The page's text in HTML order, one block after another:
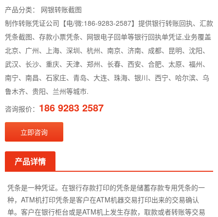
产品分类： 网银转账截图
制作转账凭证公司【电/微:186-9283-2587】提供银行转账回执、汇款
凭条截图、存款小票凭条、网银电子回单等银行回执单凭证,业务覆盖
北京、广州、上海、深圳、杭州、南京、济南、成都、昆明、沈阳、
武汉、长沙、重庆、天津、郑州、长春、西安、合肥、太原、福州、
南宁、南昌、石家庄、青岛、大连、珠海、银川、西宁、哈尔滨、乌
鲁木齐、贵阳、兰州等城市.
咨询报价： 186 9283 2587
立即咨询
产品详情
凭条是一种凭证。在银行存款打印的凭条是储蓄存款专用凭条的一
种，ATM机打印凭条是客户在ATM机器交易打印出来的交易确认
单。客户在银行柜台或是ATM机上发生存款，取款或者转账等交易